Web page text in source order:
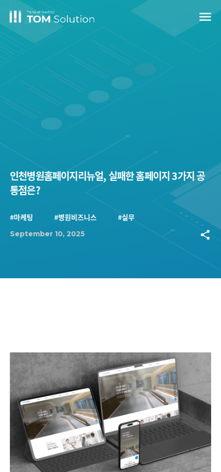
menu
인천병원홈페이지리뉴얼, 실패한 홈페이지 3가지 공
통점은?
#마케팅 #병원비즈니스 #실무
September 10, 2025 share